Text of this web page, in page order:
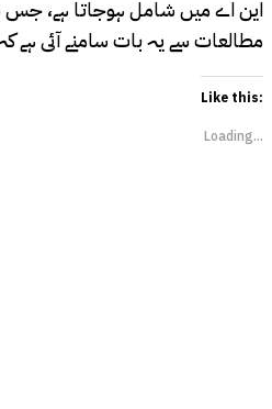
این اے میں شامل ہوجاتا ہے، جس
مطالعات سے یہ بات سامنے آئی ہے
Like this:
Loading...